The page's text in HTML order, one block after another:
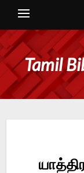
Tamil